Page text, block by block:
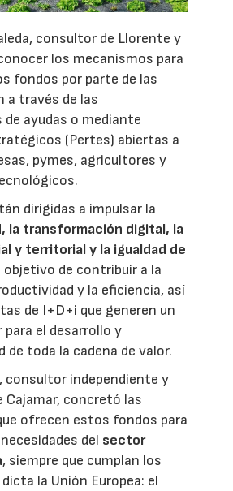
consultor de Llorente y
los mecanismos para
fondos por parte de las
a través de las
ayudas o mediante
(Pertes) abiertas a
pymes, agricultores y
dirigidas a impulsar la
la transformación digital, la
y territorial y la igualdad de
objetivo de contribuir a la
y la eficiencia, así
de I+D+i que generen un
el desarrollo y
toda la cadena de valor.
consultor independiente y
Cajamar, concretó las
ofrecen estos fondos para
del sector
, siempre que cumplan los
la Unión Europea: el